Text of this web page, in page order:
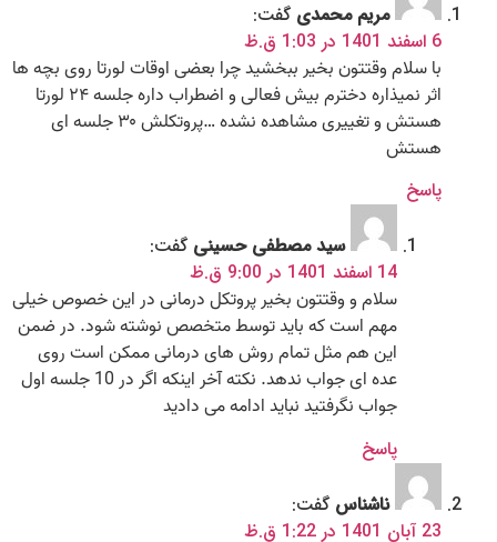
مریم محمدی گفت:
6 اسفند 1401 در 1:03 ق.ظ
با سلام وقتتون بخیر ببخشید چرا بعضی اوقات لورتا روی بچه ها
اثر نمیذاره دخترم بیش فعالی و اضطراب داره جلسه ۲۴ لورتا
هستش و تغییری مشاهده نشده …پروتکلش ۳۰ جلسه ای
هستش
پاسخ
سید مصطفی حسینی گفت:
14 اسفند 1401 در 9:00 ق.ظ
سلام و وقتتون بخیر پروتکل درمانی در این خصوص خیلی
مهم است که باید توسط متخصص نوشته شود. در ضمن
این هم مثل تمام روش های درمانی ممکن است روی
عده ای جواب ندهد. نکته آخر اینکه اگر در 10 جلسه اول
جواب نگرفتید نباید ادامه می دادید
پاسخ
ناشناس گفت:
23 آبان 1401 در 1:22 ق.ظ